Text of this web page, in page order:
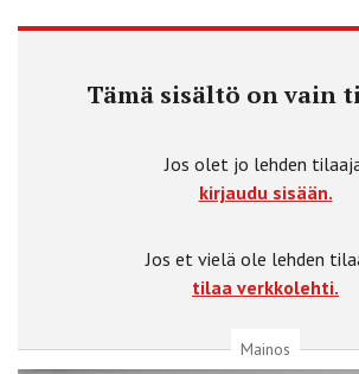
Tämä sisältö on vain
Jos olet jo lehden
kirjaudu sisään.
Jos et vielä ole lehden
tilaa verkkolehti.
Mainos